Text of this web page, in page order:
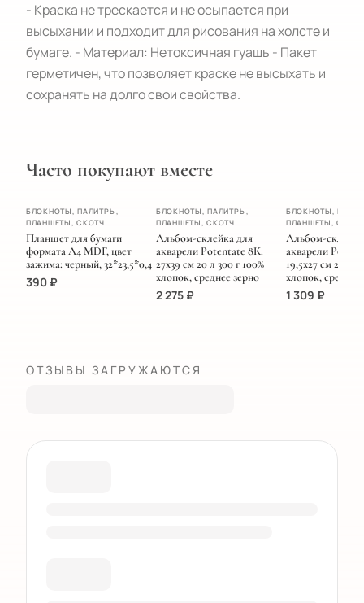
- Краска не трескается и не осыпается при
высыхании и подходит для рисования на холсте и
бумаге. - Материал: Нетоксичная гуашь - Пакет
герметичен, что позволяет краске не высыхать и
сохранять на долго свои свойства.
Часто покупают вместе
ХИТ
НОВИНКА
БЛОКНОТЫ, ПАЛИТРЫ,
ПЛАНШЕТЫ, СКОТЧ
Планшет для бумаги
формата А4 MDF, цвет
зажима: черный, 32*23,5*0,4
390 ₽
БЛОКНОТЫ, ПАЛИТРЫ,
ПЛАНШЕТЫ, СКОТЧ
Альбом-склейка для
акварели Potentate 8К.
27х39 см 20 л 300 г 100%
хлопок, среднее зерно
2 275 ₽
БЛОКНОТЫ,
ПЛАНШЕТЫ, СКОТЧ
Альбом-
акварели
19,5х27 см 20 л
хлопок, среднее
1 309 ₽
ОТЗЫВЫ ЗАГРУЖАЮТСЯ